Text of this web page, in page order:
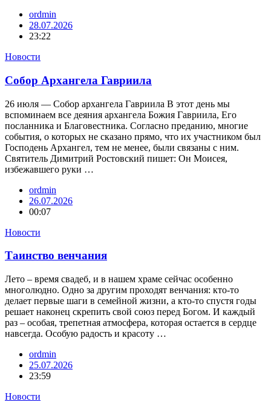
ordmin
28.07.2026
23:22
Новости
Собор Архангела Гавриила
26 июля — Собор архангела Гавриила В этот день мы
вспоминаем все деяния архангела Божия Гавриила, Его
посланника и Благовестника. Согласно преданию, многие
события, о которых не сказано прямо, что их участником был
Господень Архангел, тем не менее, были связаны с ним.
Святитель Димитрий Ростовский пишет: Он Моисея,
избежавшего руки …
ordmin
26.07.2026
00:07
Новости
Таинство венчания
Лето – время свадеб, и в нашем храме сейчас особенно
многолюдно. Одно за другим проходят венчания: кто-то
делает первые шаги в семейной жизни, а кто-то спустя годы
решает наконец скрепить свой союз перед Богом. И каждый
раз – особая, трепетная атмосфера, которая остается в сердце
навсегда. Особую радость и красоту …
ordmin
25.07.2026
23:59
Новости